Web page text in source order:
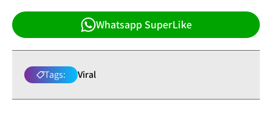
Whatsapp SuperLike
Tags: Viral